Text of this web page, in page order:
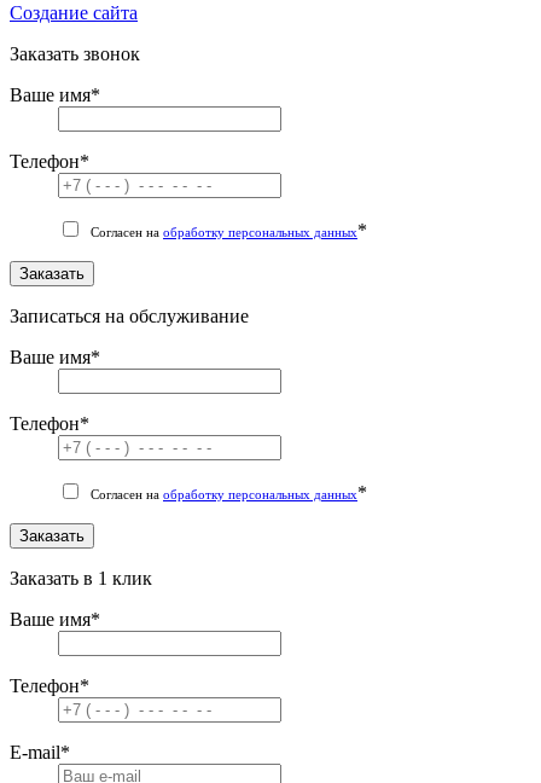
Cоздание сайта
Заказать звонок
Ваше имя*
Телефон*
Согласен на обработку персональных данных*
Заказать
Записаться на обслуживание
Ваше имя*
Телефон*
Согласен на обработку персональных данных*
Заказать
Заказать в 1 клик
Ваше имя*
Телефон*
E-mail*